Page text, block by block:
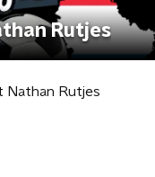
Rutjes
Nathan Rutjes